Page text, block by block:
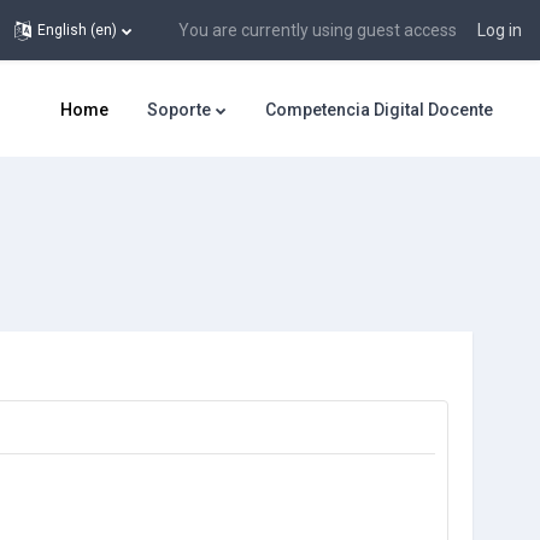
English ‎(en)‎ You are currently using guest access Log in
Home Soporte Competencia Digital Docente